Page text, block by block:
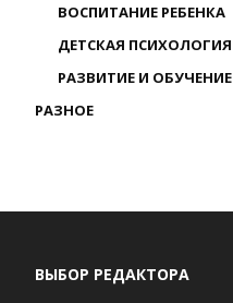
ВОСПИТАНИЕ РЕБЕНКА
ДЕТСКАЯ ПСИХОЛОГИЯ
РАЗВИТИЕ И ОБУЧЕНИЕ
РАЗНОЕ
ВЫБОР РЕДАКТОРА